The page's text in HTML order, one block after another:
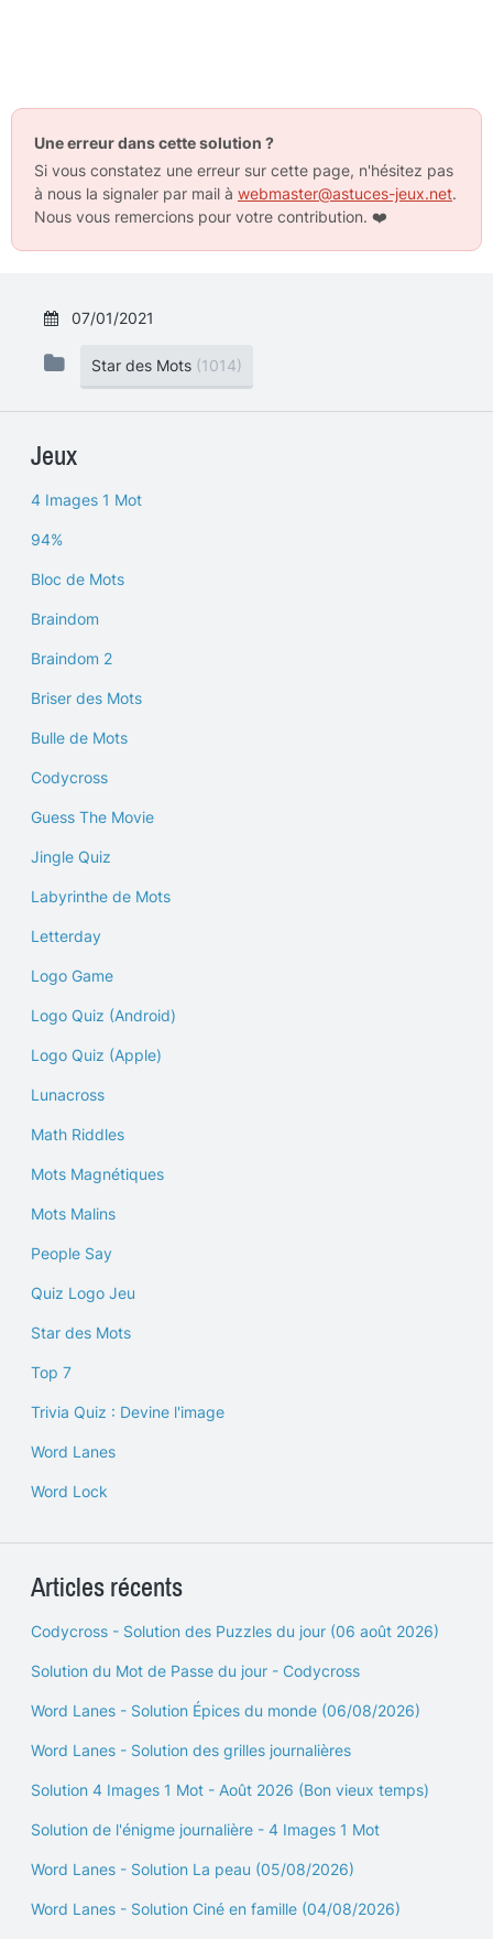
Une erreur dans cette solution ?
Si vous constatez une erreur sur cette page, n'hésitez pas
à nous la signaler par mail à webmaster@astuces-jeux.net.
Nous vous remercions pour votre contribution. ❤️
07/01/2021
Star des Mots (1014)
Jeux
4 Images 1 Mot
94%
Bloc de Mots
Braindom
Braindom 2
Briser des Mots
Bulle de Mots
Codycross
Guess The Movie
Jingle Quiz
Labyrinthe de Mots
Letterday
Logo Game
Logo Quiz (Android)
Logo Quiz (Apple)
Lunacross
Math Riddles
Mots Magnétiques
Mots Malins
People Say
Quiz Logo Jeu
Star des Mots
Top 7
Trivia Quiz : Devine l'image
Word Lanes
Word Lock
Articles récents
Codycross - Solution des Puzzles du jour (06 août 2026)
Solution du Mot de Passe du jour - Codycross
Word Lanes - Solution Épices du monde (06/08/2026)
Word Lanes - Solution des grilles journalières
Solution 4 Images 1 Mot - Août 2026 (Bon vieux temps)
Solution de l'énigme journalière - 4 Images 1 Mot
Word Lanes - Solution La peau (05/08/2026)
Word Lanes - Solution Ciné en famille (04/08/2026)